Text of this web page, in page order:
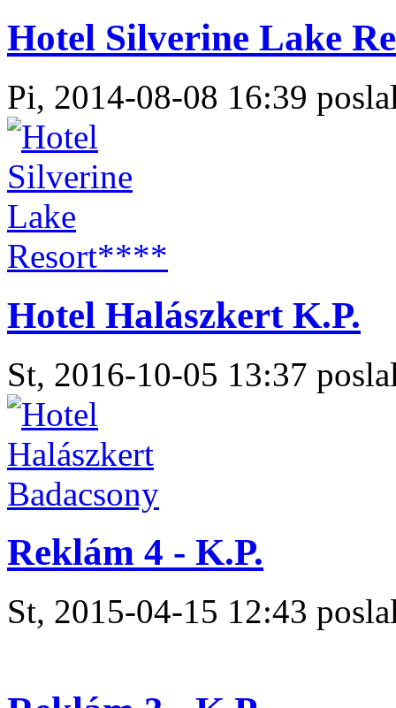
Hotel Silverine Lake
Pi, 2014-08-08 16:39
Hotel Halászkert K.P.
St, 2016-10-05 13:37
Reklám 4 - K.P.
St, 2015-04-15 12:43